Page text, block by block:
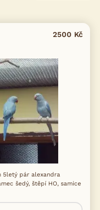
2500 Kč
5letý pár alexandra
šedý, štěpí HO, samice